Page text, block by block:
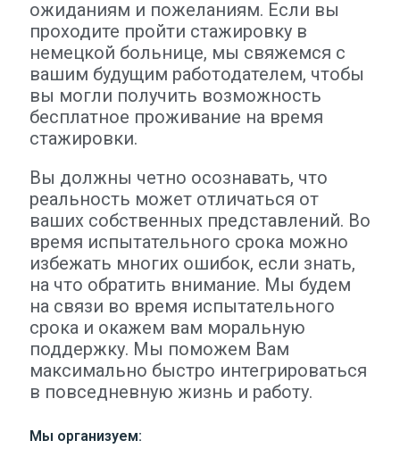
ожиданиям и пожеланиям. Если вы
проходите пройти стажировку в
немецкой больнице, мы свяжемся с
вашим будущим работодателем, чтобы
вы могли получить возможность
бесплатное проживание на время
стажировки.
Вы должны четно осознавать, что
реальность может отличаться от
ваших собственных представлений. Во
время испытательного срока можно
избежать многих ошибок, если знать,
на что обратить внимание. Мы будем
на связи во время испытательного
срока и окажем вам моральную
поддержку. Мы поможем Вам
максимально быстро интегрироваться
в повседневную жизнь и работу.
Мы организуем: